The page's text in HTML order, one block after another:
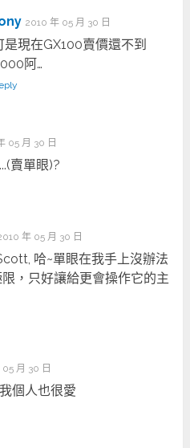
2010 年 05 月 30 日
是現在GX100賣價還不到
阿…
05 月 30 日
賣單眼)?
年 05 月 30 日
哈~單眼在我手上沒辦法
，只好讓給更會操作它的主
月 30 日
個人也很愛